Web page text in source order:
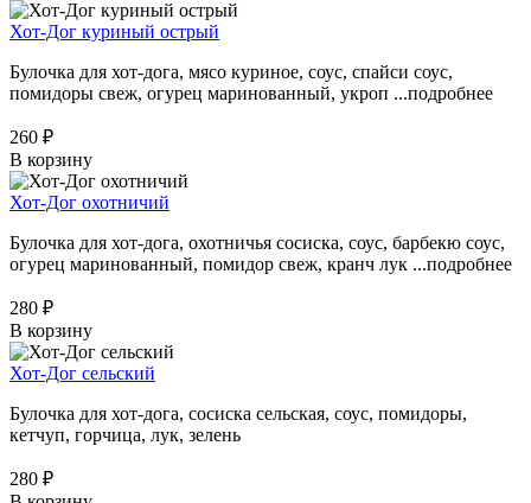
Хот-Дог куриный острый
Булочка для хот-дога, мясо куриное, соус, спайси соус,
помидоры свеж, огурец маринованный, укроп ...подробнее
260 ₽
В корзину
Хот-Дог охотничий
Булочка для хот-дога, охотничья сосиска, соус, барбекю соус,
огурец маринованный, помидор свеж, кранч лук ...подробнее
280 ₽
В корзину
Хот-Дог сельский
Булочка для хот-дога, сосиска сельская, соус, помидоры,
кетчуп, горчица, лук, зелень
280 ₽